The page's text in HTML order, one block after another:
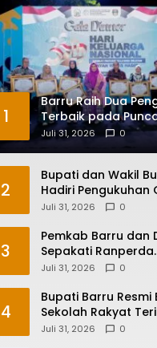
1
Barru Raih Dua
Terbaik pada
Harganas ke-33
Sulawesi Selatan
Juli 31, 2026 0
2
Bupati dan Wakil
Hadiri Pengukuhan
Besar UNM,
Juli 31, 2026 0
3
Pemkab Barru dan
Sepakati Ranperda
Kelola dan
Juli 31, 2026 0
4
Bupati Barru Resmi
Sekolah Rakyat
Tegaskan
Juli 31, 2026 0